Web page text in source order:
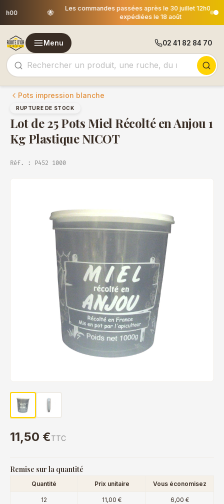
🐝
Les commandes passées après le 30 juillet 12h00 seront
expédiées le 18 août
Menu 02 41 82 84 70
Pots impression blanche
RUPTURE DE STOCK
Lot de 25 Pots Miel Récolté en Anjou 1
Kg Plastique NICOT
Réf. : P452 1000
11,50 €TTC
Remise sur la quantité
Quantité Prix unitaire Vous économisez
12 11,00 € 6,00 €